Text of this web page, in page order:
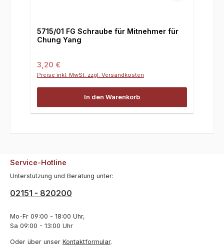
5715/01 FG Schraube für Mitnehmer für
Chung Yang
Regulärer Preis:
3,20 €
Preise inkl. MwSt. zzgl. Versandkosten
In den Warenkorb
Service-Hotline
Unterstützung und Beratung unter:
02151 - 820200
Mo-Fr 09:00 - 18:00 Uhr,
Sa 09:00 - 13:00 Uhr
Oder über unser Kontaktformular.